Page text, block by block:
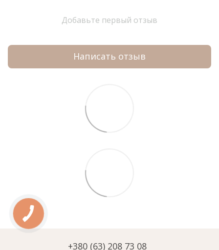
Добавьте первый отзыв
Написать отзыв
+380 (63) 208 73 08